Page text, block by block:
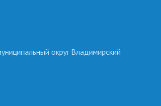
округ Владимирский